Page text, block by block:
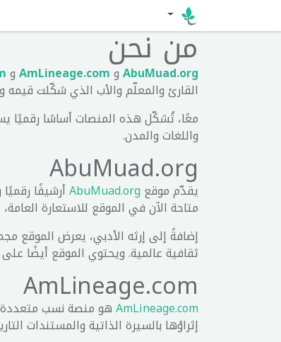
من نحن
AbuMuad.orgوAmLineage.comو
القارئ والمعلّم والأب الذي شكّلت قيمه
معًا، تُشكّل هذه المنصات أساسًا رقميًا
واللغات والمدن.
AbuMuad.org
يقدّم موقعAbuMuad.orgأرشيفًا
متاحة الآن في الموقع للاستعارة
إضافةً إلى إرثه الأدبي، يعرض الموقع
ثقافية عالمية. ويحتوي الموقع أيضًا
AmLineage.com
AmLineage.comهو منصة نسب متعددة
إثراؤها بالسيرة الذاتية والمستندات